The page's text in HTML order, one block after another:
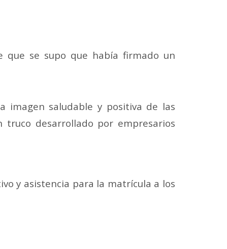
que se supo que había firmado un
imagen saludable y positiva de las
truco desarrollado por empresarios
y asistencia para la matrícula a los